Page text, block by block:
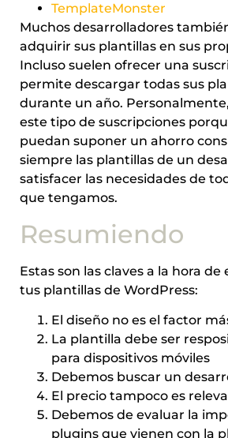
TemplateMonster
Muchos desarrolladores
adquirir sus plantillas en sus
Incluso suelen ofrecer una
permite descargar todas sus
durante un año.
este tipo de suscripciones
puedan suponer un ahorro
siempre las plantillas de un
satisfacer las necesidades de
que tengamos.
Resumiendo
Estas son las claves a la hora de
tus plantillas de WordPress:
El diseño no es el factor
La plantilla debe ser
para dispositivos móviles
Debemos buscar un
El precio tampoco es
Debemos de evaluar la
plugins que vienen con la